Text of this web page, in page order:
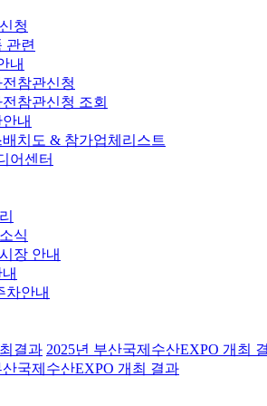
청
관련
내
참관신청
참관신청 조회
내
배치도 & 참가업체리스트
어센터
식
장 안내
차안내
결과 2025년 부산국제수산EXPO 개최
산국제수산EXPO 개최 결과